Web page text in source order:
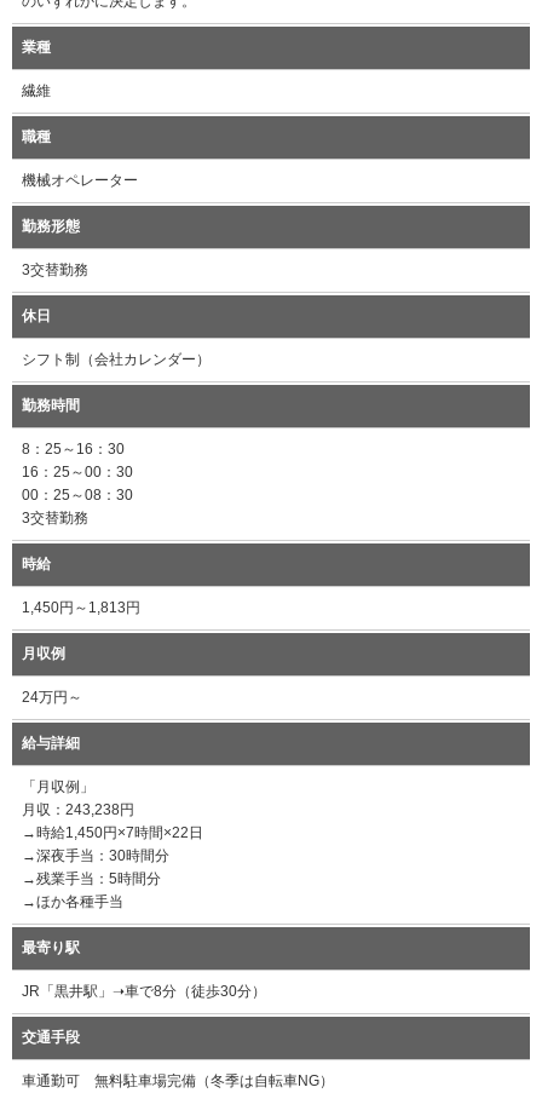
業種
繊維
職種
機械オペレーター
勤務形態
3交替勤務
休日
シフト制（会社カレンダー）
勤務時間
8：25～16：30
16：25～00：30
00：25～08：30
3交替勤務
時給
1,450円～1,813円
月収例
24万円～
給与詳細
「月収例」
月収：243,238円
→時給1,450円×7時間×22日
→深夜手当：30時間分
→残業手当：5時間分
→ほか各種手当
最寄り駅
JR「黒井駅」➝車で8分（徒歩30分）
交通手段
車通勤可 無料駐車場完備（冬季は自転車NG）